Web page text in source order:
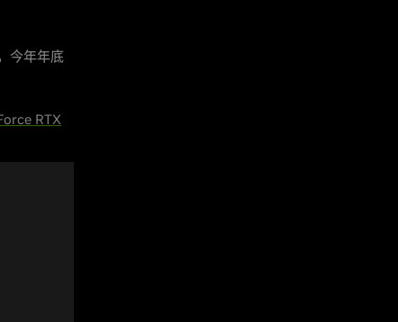
今年年底
RTX